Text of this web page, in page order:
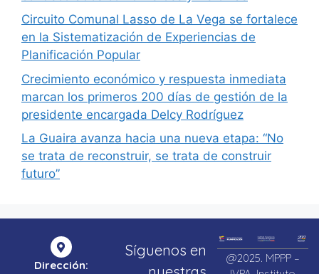
Circuito Comunal Lasso de La Vega se fortalece
en la Sistematización de Experiencias de
Planificación Popular
Crecimiento económico y respuesta inmediata
marcan los primeros 200 días de gestión de la
presidente encargada Delcy Rodríguez
La Guaira avanza hacia una nueva etapa: “No
se trata de reconstruir, se trata de construir
futuro”
Dirección:
Síguenos en
@2025. MPPP –